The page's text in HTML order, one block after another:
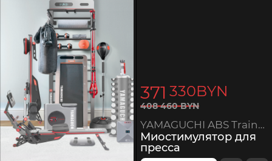
371 330BYN
408 460BYN
YAMAGUCHI ABS Trainer MIO
Миостимулятор для
пресса